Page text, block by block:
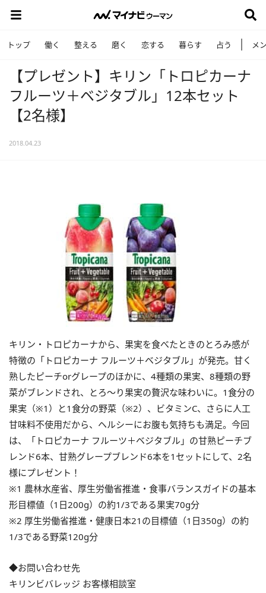
トップ 働く 整える 磨く 恋する 暮らす 占う メ
【プレゼント】キリン「トロピカーナ
フルーツ＋ベジタブル」12本セット
【2名様】
2018.04.23
キリン・トロピカーナから、果実を食べたときのとろみ感が
特徴の「トロピカーナ フルーツ＋ベジタブル」が発売。甘く
熟したピーチorグレープのほかに、4種類の果実、8種類の野
菜がブレンドされ、とろ～り果実の贅沢な味わいに。1食分の
果実（※1）と1食分の野菜（※2）、ビタミンC、さらに人工
甘味料不使用だから、ヘルシーにお腹も気持ちも満足。今回
は、「トロピカーナ フルーツ＋ベジタブル」の甘熟ピーチブ
レンド6本、甘熟グレープブレンド6本を1セットにして、2名
様にプレゼント！
※1 農林水産省、厚生労働省推進・食事バランスガイドの基本
形目標値（1日200g）の約1/3である果実70g分
※2 厚生労働省推進・健康日本21の目標値（1日350g）の約
1/3である野菜120g分
◆お問い合わせ先
キリンビバレッジ お客様相談室